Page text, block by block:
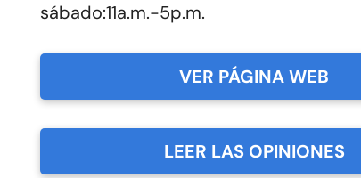
sábado:11a.m.-5p.m.
VER PÁGINA WEB
LEER LAS OPINIONES